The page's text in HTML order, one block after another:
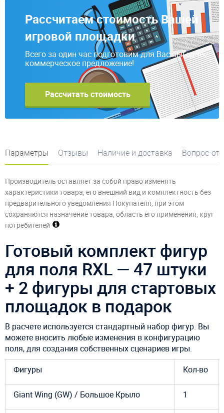
Рассчитаем стоимость Вашей
игровой площадки
Всего за один час подготовим для Вас выгодное
коммерческое предложение!
Рассчитать стоимость
Параметры Отзывы Наличие и доставка Вопрос-
Производитель оставляет за собой право изменять
характеристики товара, его внешний вид и комплектность без
предварительного уведомления Покупателя, при этом
сохраняются назначение товара, область его применения, круг
потребителей
Готовый комплект фигур
для поля RXL — 47 штуки
+ 2 фигуры для стартовых
площадок в подарок
В расчете используется стандартный набор фигур. Вы
можете вносить любые изменения в конфигурацию
поля, для создания собственных сценариев игры.
Фигуры
Кол-во
Giant Wing (GW) / Большое Крыло 1